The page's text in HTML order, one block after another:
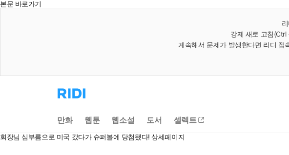
본문 바로가기
강제 새로 고침
계속해서 문제가 발생한다면 리디 접
리
디
으
로
동
만화 웹툰 웹소설 도서 셀렉트
회장님 심부름으로 미국 갔다가 슈퍼볼에 당첨됐다! 상세페이지